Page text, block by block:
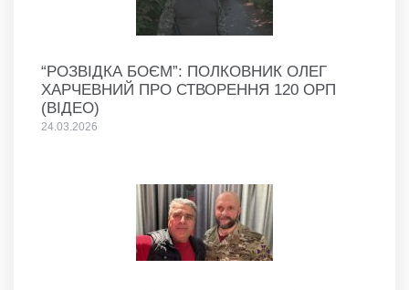
“РОЗВІДКА БОЄМ”: ПОЛКОВНИК ОЛЕГ
ХАРЧЕВНИЙ ПРО СТВОРЕННЯ 120 ОРП
(ВІДЕО)
24.03.2026